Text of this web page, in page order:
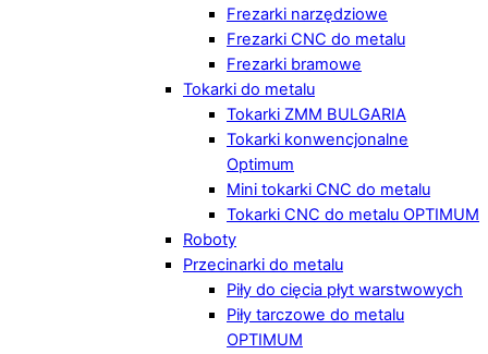
Frezarki narzędziowe
Frezarki CNC do metalu
Frezarki bramowe
Tokarki do metalu
Tokarki ZMM BULGARIA
Tokarki konwencjonalne
Optimum
Mini tokarki CNC do metalu
Tokarki CNC do metalu OPTIMUM
Roboty
Przecinarki do metalu
Piły do cięcia płyt warstwowych
Piły tarczowe do metalu
OPTIMUM